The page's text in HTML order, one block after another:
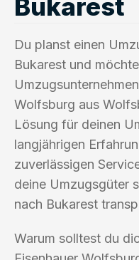
Bukarest
Du planst einen
Bukarest und
Wolfsburg aus
Lösung für deinen
langjährigen
zuverlässigen
deine Umzugsgüter
nach Bukarest
Warum solltest du